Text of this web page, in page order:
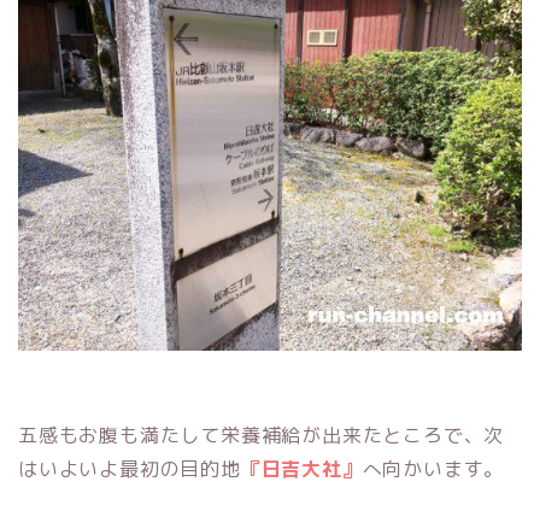
五感もお腹も満たして栄養補給が出来たところで、次
はいよいよ最初の目的地 『日吉大社』 へ向かいます。